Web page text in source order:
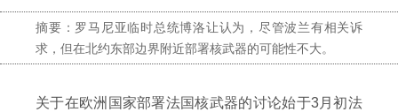
摘要：罗马尼亚临时总统博洛让认为，尽管波兰有相关诉
求，但在北约东部边界附近部署核武器的可能性不大。
关于在欧洲国家部署法国核武器的讨论始于3月初法